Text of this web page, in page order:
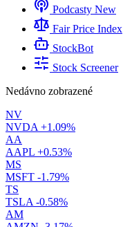
Podcasty New
Fair Price Index
StockBot
Stock Screener
Nedávno zobrazené
NV
NVDA +1.09%
AA
AAPL +0.53%
MS
MSFT -1.79%
TS
TSLA -0.58%
AM